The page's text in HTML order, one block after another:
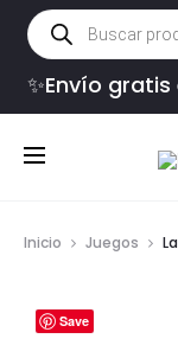
Búsqueda
de
productos
✨Envío
Inicio Juegos
Save